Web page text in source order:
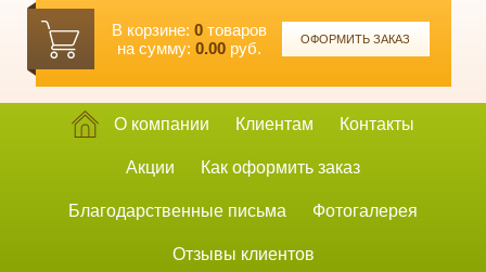
В корзине: 0товаров
на сумму: 0.00 руб. ОФОРМИТЬ ЗАКАЗ
О компании Клиентам Контакты
Акции Как оформить заказ
Благодарственные письма Фотогалерея
Отзывы клиентов